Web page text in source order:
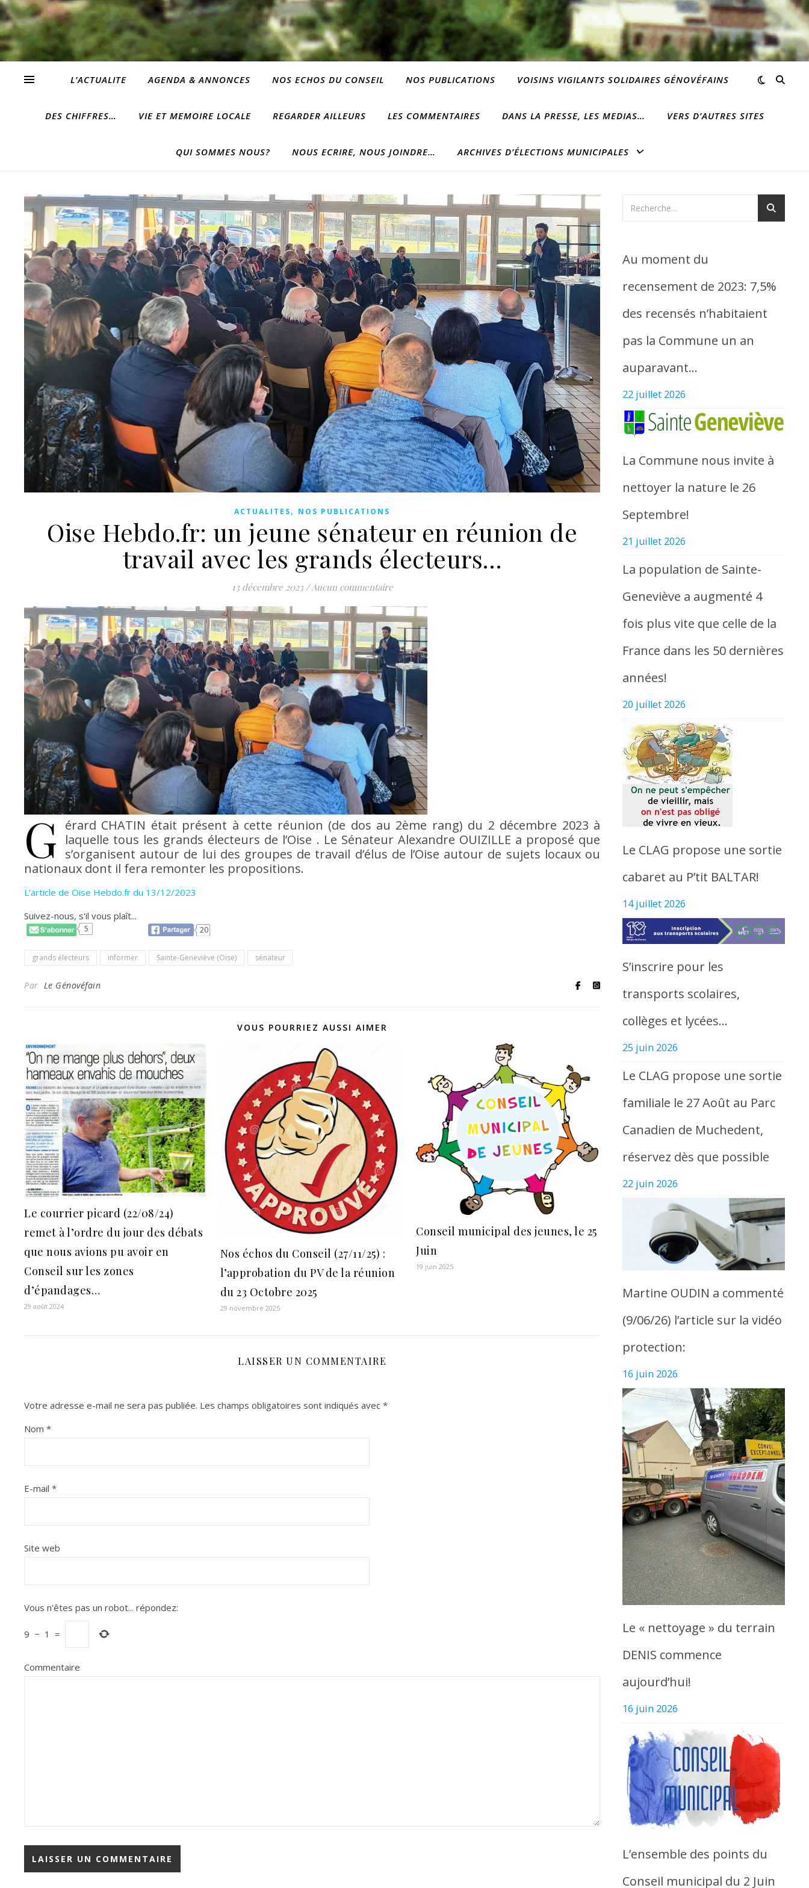
L’ACTUALITE AGENDA & ANNONCES NOS ECHOS DU CONSEIL NOS PUBLICATIONS VOISINS VIGILANTS SOLIDAIRES GÉNOVÉFAINS
DES CHIFFRES… VIE ET MEMOIRE LOCALE REGARDER AILLEURS LES COMMENTAIRES DANS LA PRESSE, LES MEDIAS… VERS D’AUTRES SITES
QUI SOMMES NOUS? NOUS ECRIRE, NOUS JOINDRE… ARCHIVES D’ÉLECTIONS MUNICIPALES
ACTUALITES, NOS PUBLICATIONS
Oise Hebdo.fr: un jeune sénateur en réunion de
travail avec les grands électeurs…
13 décembre 2023 / Aucun commentaire
G érard CHATIN était présent à cette réunion (de dos au 2ème rang) du 2 décembre 2023 à
laquelle tous les grands électeurs de l’Oise . Le Sénateur Alexandre OUIZILLE a proposé que
s’organisent autour de lui des groupes de travail d’élus de l’Oise autour de sujets locaux ou
nationaux dont il fera remonter les propositions.
L’article de Oise Hebdo.fr du 13/12/2023
Suivez-nous, s'il vous plaît...
5 20
grands électeurs informer Sainte-Geneviève (Oise) sénateur
Par Le Génovéfain
VOUS POURRIEZ AUSSI AIMER
Le courrier picard (22/08/24)
remet à l’ordre du jour des débats
que nous avions pu avoir en
Conseil sur les zones
d’épandages…
29 août 2024
Nos échos du Conseil (27/11/25) :
l’approbation du PV de la réunion
du 23 Octobre 2025
29 novembre 2025
Conseil municipal des jeunes, le 25
Juin
19 juin 2025
LAISSER UN COMMENTAIRE
Votre adresse e-mail ne sera pas publiée. Les champs obligatoires sont indiqués avec *
Nom *
E-mail *
Site web
Vous n'êtes pas un robot... répondez:
9 − 1 =
Commentaire
Au moment du
recensement de 2023: 7,5%
des recensés n’habitaient
pas la Commune un an
auparavant…
22 juillet 2026
La Commune nous invite à
nettoyer la nature le 26
Septembre!
21 juillet 2026
La population de Sainte-
Geneviève a augmenté 4
fois plus vite que celle de la
France dans les 50 dernières
années!
20 juillet 2026
Le CLAG propose une sortie
cabaret au P’tit BALTAR!
14 juillet 2026
S’inscrire pour les
transports scolaires,
collèges et lycées…
25 juin 2026
Le CLAG propose une sortie
familiale le 27 Août au Parc
Canadien de Muchedent,
réservez dès que possible
22 juin 2026
Martine OUDIN a commenté
(9/06/26) l’article sur la vidéo
protection:
16 juin 2026
Le « nettoyage » du terrain
DENIS commence
aujourd’hui!
16 juin 2026
L’ensemble des points du
Conseil municipal du 2 Juin